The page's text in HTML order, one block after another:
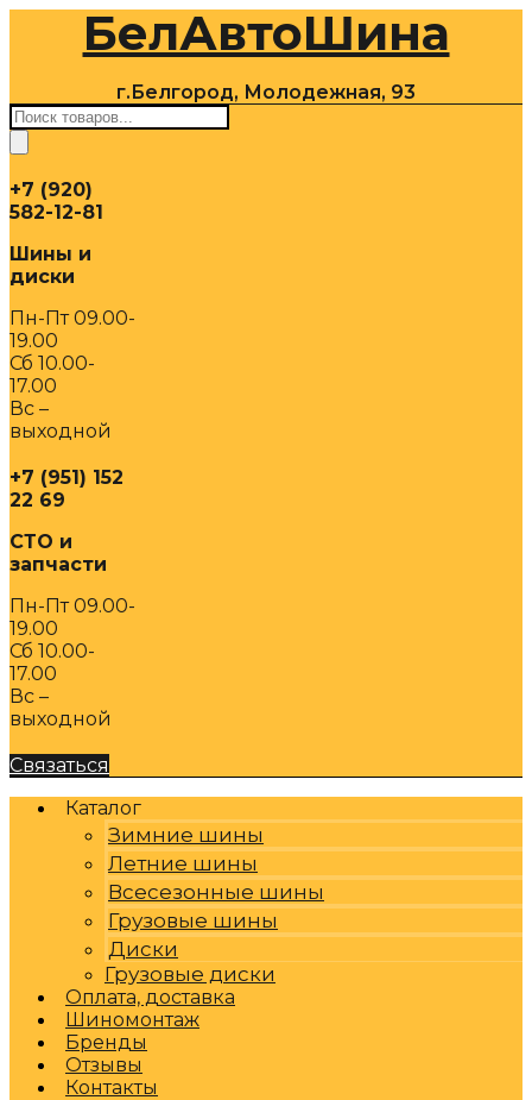
содержимомуБелАвтоШина
г.Белгород, Молодежная, 93
Поиск
товаров
+7 (920)
582-12-81
Шины и
диски
Пн-Пт 09.00-
19.00
Сб 10.00-
17.00
Вс –
выходной
+7 (951) 152
22 69
СТО и
запчасти
Пн-Пт 09.00-
19.00
Сб 10.00-
17.00
Вс –
выходной
Связаться
Каталог
Зимние шины
Летние шины
Всесезонные шины
Грузовые шины
Диски
Грузовые диски
Оплата, доставка
Шиномонтаж
Бренды
Отзывы
Контакты